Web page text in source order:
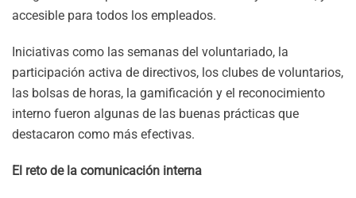
accesible para todos los empleados.
Iniciativas como las semanas del voluntariado, la
participación activa de directivos, los clubes de voluntarios,
las bolsas de horas, la gamificación y el reconocimiento
interno fueron algunas de las buenas prácticas que
destacaron como más efectivas.
El reto de la comunicación interna